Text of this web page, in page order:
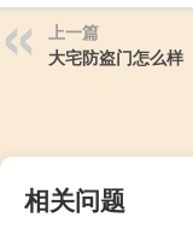
上一篇
大宅防盗门怎么样
相关问题